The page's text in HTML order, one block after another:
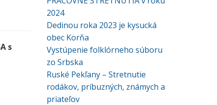
s
2024
Dedinou roka 2023 je kysucká
obec Korňa
Vystúpenie folklórneho súboru
zo Srbska
Ruské Pekľany – Stretnutie
rodákov, príbuzných, známych a
priateľov